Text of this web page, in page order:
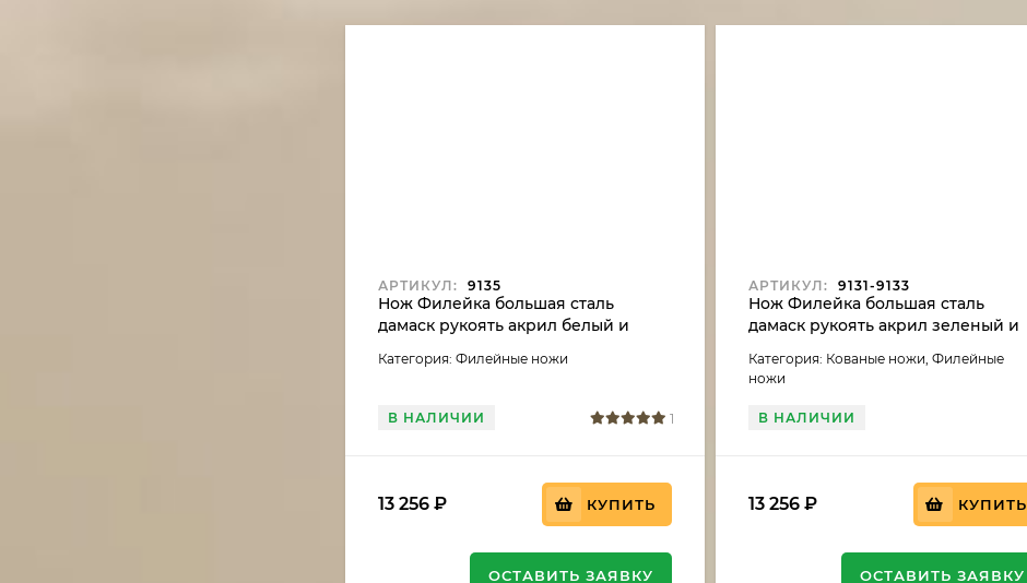
АРТИКУЛ: 9135
Нож Филейка большая сталь
дамаск рукоять акрил белый и
Категория: Филейные ножи
В НАЛИЧИИ 1
13 256 ₽ КУПИТЬ
ОСТАВИТЬ ЗАЯВКУ
АРТИКУЛ: 9131-9133
Нож Филейка большая сталь
дамаск рукоять акрил зеленый и
Категория: Кованые ножи, Филейные
ножи
В НАЛИЧИИ
13 256₽ КУПИТЬ
ОСТАВИТЬ ЗАЯВКУ